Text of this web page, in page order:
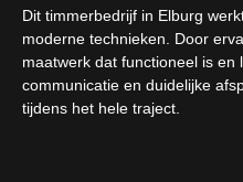
Dit timmerbedrijf in Elburg
moderne technieken. Door
maatwerk dat functioneel is en
communicatie en duidelijke
tijdens het hele traject.